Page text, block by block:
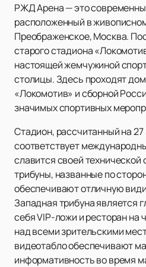
РЖД Арена — это
расположенный в
Преображенское, Москва.
старого стадиона
настоящей жемчужиной
столицы. Здесь проходят
«Локомотив» и сборной
значимых спортивных
Стадион, рассчитанный на 27
соответствует
славится своей
трибуны, названные по
обеспечивают отличную
Западная трибуна является
себя VIP-ложи и ресторан на
над всеми зрительскими
видеотабло обеспечивают
информативность во время